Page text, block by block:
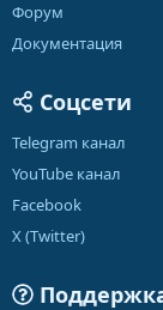
Форум
Документация
Соцсети
Telegram канал
YouTube канал
Facebook
X (Twitter)